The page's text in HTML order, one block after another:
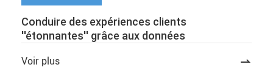
Conduire des expériences clients
''étonnantes'' grâce aux données
Voir plus 